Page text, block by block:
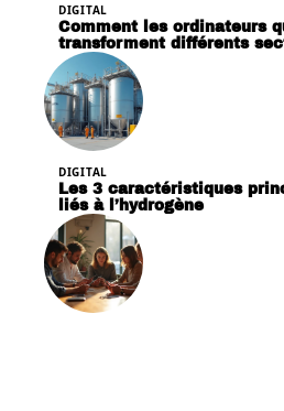
DIGITAL
Comment les ordinateurs
transforment différents
DIGITAL
Les 3 caractéristiques
liés à l’hydrogène